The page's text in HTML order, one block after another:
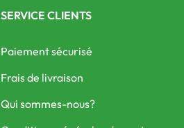
SERVICE CLIENTS
Paiement sécurisé
Frais de livraison
Qui sommes-nous?